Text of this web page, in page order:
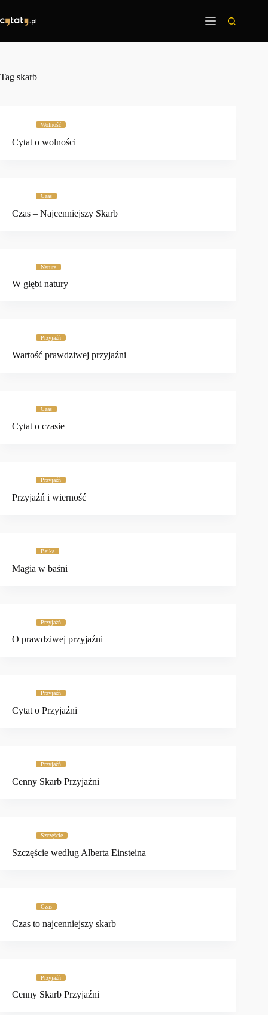
treści
Tag skarb
Wolność
Cytat o wolności
Czas
Czas – Najcenniejszy Skarb
Natura
W głębi natury
Przyjaźń
Wartość prawdziwej przyjaźni
Czas
Cytat o czasie
Przyjaźń
Przyjaźń i wierność
Bajka
Magia w baśni
Przyjaźń
O prawdziwej przyjaźni
Przyjaźń
Cytat o Przyjaźni
Przyjaźń
Cenny Skarb Przyjaźni
Szczęście
Szczęście według Alberta Einsteina
Czas
Czas to najcenniejszy skarb
Przyjaźń
Cenny Skarb Przyjaźni